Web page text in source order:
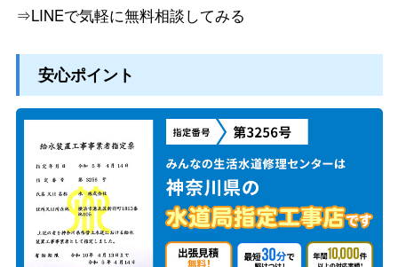
⇒LINEで気軽に無料相談してみる
安心ポイント